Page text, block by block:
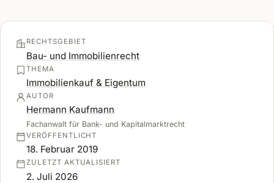
RECHTSGEBIET
Bau- und Immobilienrecht
THEMA
Immobilienkauf & Eigentum
AUTOR
Hermann Kaufmann
Fachanwalt für Bank- und Kapitalmarktrecht
VERÖFFENTLICHT
18. Februar 2019
ZULETZT AKTUALISIERT
2. Juli 2026